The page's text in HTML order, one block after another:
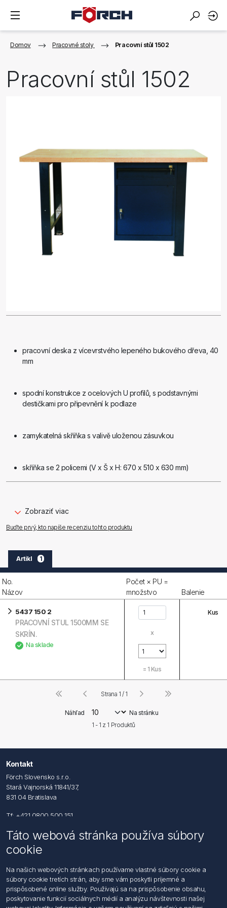
Domov Pracovné stoly Pracovní stůl 1502
Pracovní stůl 1502
pracovní deska z vícevrstvého lepeného bukového dřeva, 40
mm
spodní konstrukce z ocelových U profilů, s podstavnými
destičkami pro připevnění k podlaze
zamykatelná skříňka s valivě uloženou zásuvkou
skříňka se 2 policemi (V x Š x H: 670 x 510 x 630 mm)
barva: modrá
Zobraziť viac
Buďte prvý, kto napíše recenziu tohto produktu
Artikl 1
No.
Názov
Počet × PU =
množstvo
Balenie
5437 150 2
PRACOVNÍ STUL 1500MM SE
SKRÍN.
Na sklade
x
= 1 Kus
Kus
Náhľad
Na stránku
1 - 1 z 1 Produktů
Strana 1 / 1
Kontakt
Förch Slovensko s.r.o.
Stará Vajnorská 11841/37,
831 04 Bratislava
Tf: +421 0800 500 151
Email: office@foerch.sk
Kontaktujte nás
Informácie
Imprint
Vyhlásenie k ochrane údajov
Táto webová stránka používa súbory
cookie
Na našich webových stránkach používame vlastné súbory cookie a
súbory cookie tretích strán, aby sme vám poskytli príjemné a
prispôsobené online služby. Používajú sa na prispôsobenie obsahu,
poskytovanie funkcií sociálnych médií a analýzu návštevnosti našej